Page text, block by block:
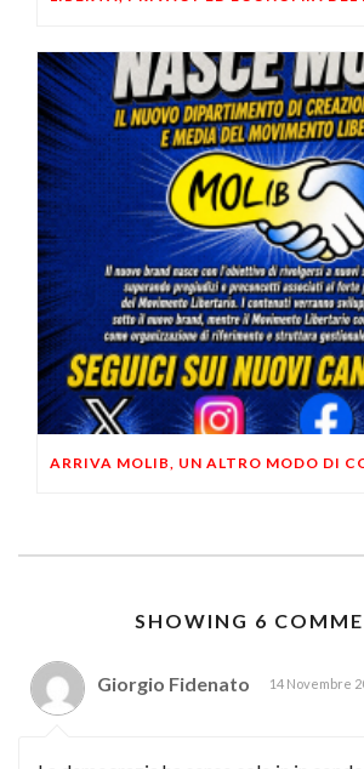
SHOWING 6
Giorgio Fidenato 14 Novembre